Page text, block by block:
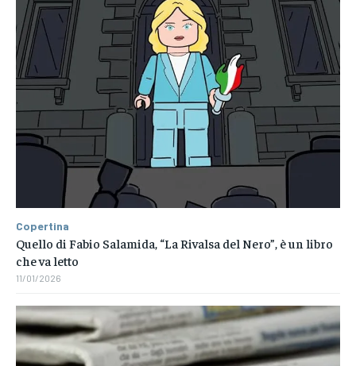
Copertina
Quello di Fabio Salamida, “La Rivalsa del Nero”, è un libro
che va letto
11/01/2026